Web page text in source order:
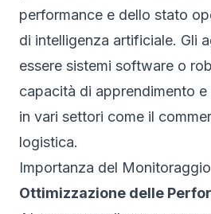
performance e dello stato
di intelligenza artificiale. Gli
essere sistemi software o
capacità di apprendimento
in vari settori come il
logistica.
Importanza del Monitoraggio
Ottimizzazione delle